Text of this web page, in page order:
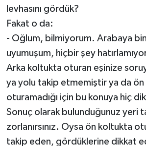
levhasını gördük?
Fakat o da:
- Oğlum, bilmiyorum. Arabaya
uyumuşum, hiçbir şey
Arka koltukta oturan eşinize
ya yolu takip etmemiştir ya da
oturamadığı için bu konuya hiç
Sonuç olarak bulunduğunuz yeri
zorlanırsınız. Oysa ön koltukta
takip eden, gördüklerine dikkat